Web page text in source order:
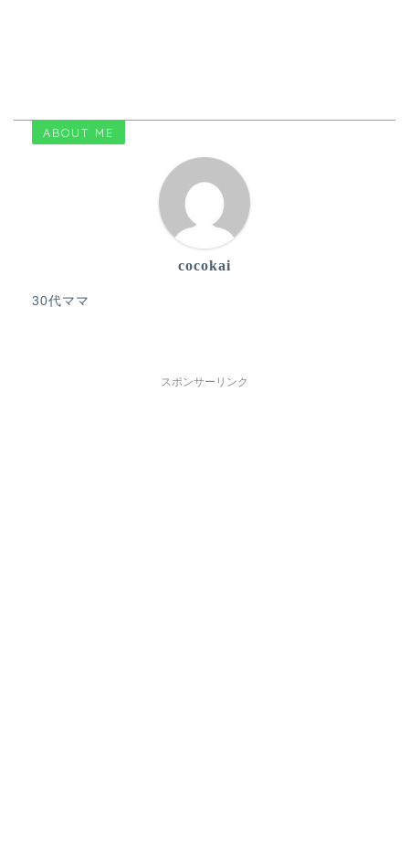
ABOUT ME
cocokai
30代ママ
スポンサーリンク